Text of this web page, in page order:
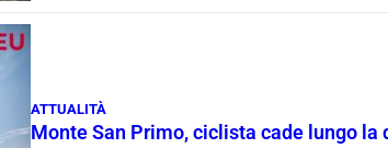
ATTUALITÀ
Monte San Primo, ciclista cade lungo la